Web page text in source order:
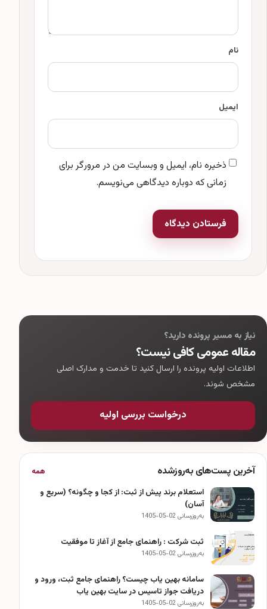
نام
ایمیل
ذخیره نام، ایمیل و وبسایت من در مرورگر برای
زمانی که دوباره دیدگاهی می‌نویسم.
فرستادن دیدگاه
نیاز به مسیر پرونده دارید؟
مقاله عمومی کافی نیست؟
اطلاعات اولیه پرونده را ارسال کنید تا خدمت و مدارک اصلی
مشخص شوند.
درخواست بررسی اولیه
آخرین پست‌های به‌روزشده همه
استعلام برند پیش از ثبت: از کجا و چگونه؟ (سریع و
آسان)
به‌روزرسانی 02-05-1405
ثبت شرکت : راهنمای جامع از آغاز تا موفقیت
به‌روزرسانی 02-05-1405
سامانه بهین یاب چیست؟ راهنمای جامع ثبت، ورود و
دریافت جواز تاسیس در سایت بهین یاب
به‌روزرسانی 02-05-1405